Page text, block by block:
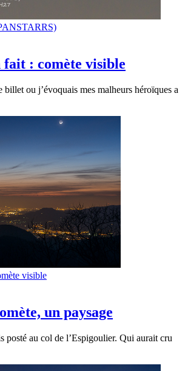
fait : comète visible
billet ou j’évoquais mes malheurs héroïques a
visible
un paysage
posté au col de l’Espigoulier. Qui aurait cru